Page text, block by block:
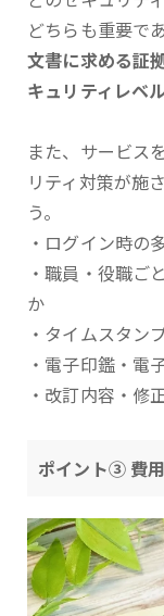
どちらも重要で
文書に求める証
キュリティレベ
また、サービス
リティ対策が施
う。
・ログイン時の
・職員・役職ご
か
・タイムスタン
・電子印鑑・電
・改訂内容・修
ポイント③ 費用